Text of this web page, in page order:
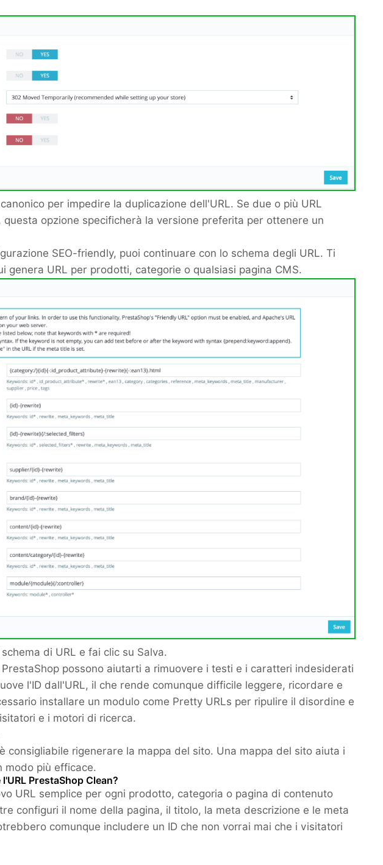
per impedire la duplicazione dell'URL. Se due o più URL
opzione specificherà la versione preferita per ottenere un
SEO-friendly, puoi continuare con lo schema degli URL. Ti
genera URL per prodotti, categorie o qualsiasi pagina CMS.
di URL e fai clic su Salva.
possono aiutarti a rimuovere i testi e i caratteri indesiderati
l'ID dall'URL, il che rende comunque difficile leggere, ricordare e
installare un modulo come Pretty URLs per ripulire il disordine e
e i motori di ricerca.
consigliabile rigenerare la mappa del sito. Una mappa del sito aiuta i
modo più efficace.
PrestaShop Clean?
URL semplice per ogni prodotto, categoria o pagina di contenuto
configuri il nome della pagina, il titolo, la meta descrizione e le meta
comunque includere un ID che non vorrai mai che i visitatori